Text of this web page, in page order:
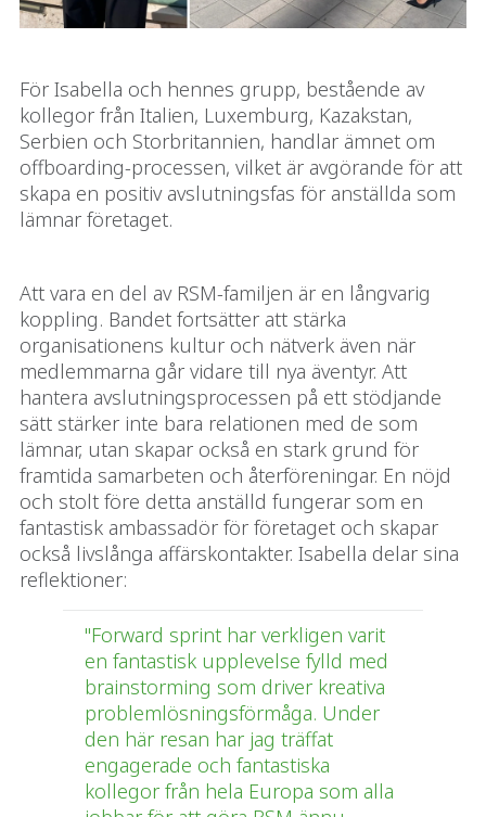
För Isabella och hennes grupp, bestående av
kollegor från Italien, Luxemburg, Kazakstan,
Serbien och Storbritannien, handlar ämnet om
offboarding-processen, vilket är avgörande för att
skapa en positiv avslutningsfas för anställda som
lämnar företaget.
Att vara en del av RSM-familjen är en långvarig
koppling. Bandet fortsätter att stärka
organisationens kultur och nätverk även när
medlemmarna går vidare till nya äventyr. Att
hantera avslutningsprocessen på ett stödjande
sätt stärker inte bara relationen med de som
lämnar, utan skapar också en stark grund för
framtida samarbeten och återföreningar. En nöjd
och stolt före detta anställd fungerar som en
fantastisk ambassadör för företaget och skapar
också livslånga affärskontakter. Isabella delar sina
reflektioner:
"Forward sprint har verkligen varit
en fantastisk upplevelse fylld med
brainstorming som driver kreativa
problemlösningsförmåga. Under
den här resan har jag träffat
engagerade och fantastiska
kollegor från hela Europa som alla